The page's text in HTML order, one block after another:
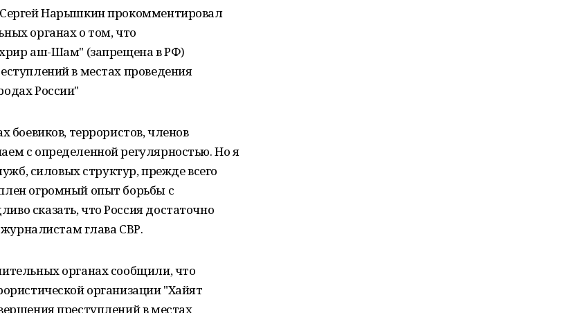
Нарышкин прокомментировал
органах о том, что
аш-Шам" (запрещена в РФ)
в местах проведения
России"
террористов, членов
с определенной регулярностью. Но я
силовых структур, прежде всего
огромный опыт борьбы с
сказать, что Россия достаточно
глава СВР.
органах сообщили, что
организации "Хайят
преступлений в местах